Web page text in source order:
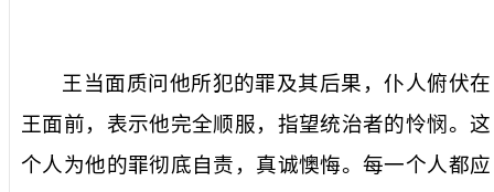
王当面质问他所犯的罪及其后果，仆人俯伏在
王面前，表示他完全顺服，指望统治者的怜悯。这
个人为他的罪彻底自责，真诚懊悔。每一个人都应